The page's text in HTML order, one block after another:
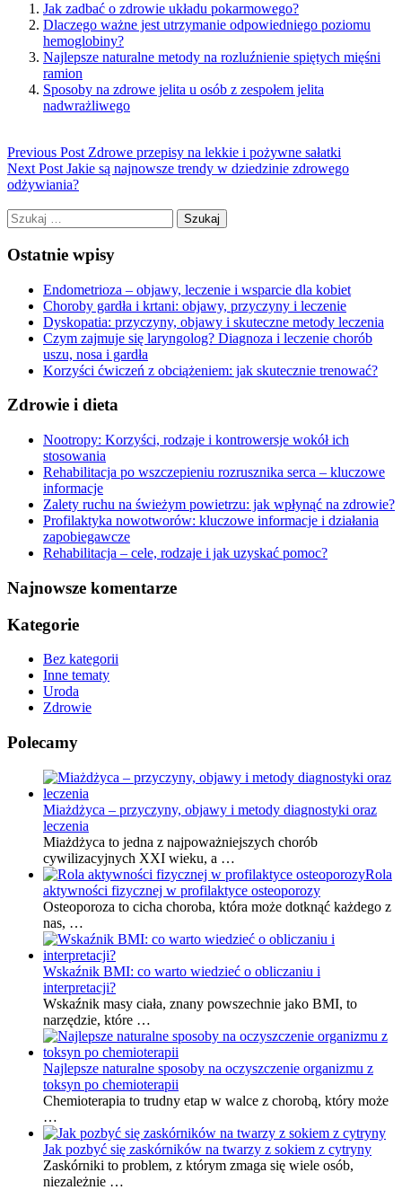
Jak zadbać o zdrowie układu pokarmowego?
Dlaczego ważne jest utrzymanie odpowiedniego poziomu
hemoglobiny?
Najlepsze naturalne metody na rozluźnienie spiętych mięśni
ramion
Sposoby na zdrowe jelita u osób z zespołem jelita
nadwrażliwego
Previous Post Zdrowe przepisy na lekkie i pożywne sałatki
Next Post Jakie są najnowsze trendy w dziedzinie zdrowego
odżywiania?
Szukaj:
Ostatnie wpisy
Endometrioza – objawy, leczenie i wsparcie dla kobiet
Choroby gardła i krtani: objawy, przyczyny i leczenie
Dyskopatia: przyczyny, objawy i skuteczne metody leczenia
Czym zajmuje się laryngolog? Diagnoza i leczenie chorób
uszu, nosa i gardła
Korzyści ćwiczeń z obciążeniem: jak skutecznie trenować?
Zdrowie i dieta
Nootropy: Korzyści, rodzaje i kontrowersje wokół ich
stosowania
Rehabilitacja po wszczepieniu rozrusznika serca – kluczowe
informacje
Zalety ruchu na świeżym powietrzu: jak wpłynąć na zdrowie?
Profilaktyka nowotworów: kluczowe informacje i działania
zapobiegawcze
Rehabilitacja – cele, rodzaje i jak uzyskać pomoc?
Najnowsze komentarze
Kategorie
Bez kategorii
Inne tematy
Uroda
Zdrowie
Polecamy
Miażdżyca – przyczyny, objawy i metody diagnostyki oraz
leczenia
Miażdżyca to jedna z najpoważniejszych chorób
cywilizacyjnych XXI wieku, a …
Rola
aktywności fizycznej w profilaktyce osteoporozy
Osteoporoza to cicha choroba, która może dotknąć każdego z
nas, …
Wskaźnik BMI: co warto wiedzieć o obliczaniu i
interpretacji?
Wskaźnik masy ciała, znany powszechnie jako BMI, to
narzędzie, które …
Najlepsze naturalne sposoby na oczyszczenie organizmu z
toksyn po chemioterapii
Chemioterapia to trudny etap w walce z chorobą, który może
…
Jak pozbyć się zaskórników na twarzy z sokiem z cytryny
Zaskórniki to problem, z którym zmaga się wiele osób,
niezależnie …